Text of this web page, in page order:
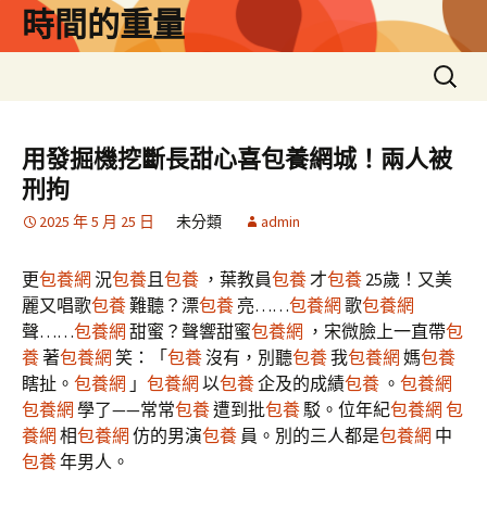
時間的重量
搜
尋
鍵
字:
用發掘機挖斷長甜心喜包養網城！兩人被
刑拘
2025 年 5 月 25 日 未分類 admin
更包養網 況包養且包養 ，葉教員包養才包養 25歲！又美
麗又唱歌包養難聽？漂包養 亮……包養網 歌包養網
聲……包養網 甜蜜？聲響甜蜜包養網 ，宋微臉上一直帶包
養著包養網 笑：「包養沒有，別聽包養我包養網 媽包養
瞎扯。 包養網 」 包養網 以包養企及的成績包養 。 包養網
包養網 學了——常常包養遭到批包養駁。位年紀包養網 包
養網 相包養網 仿的男演包養 員。別的三人都是包養網 中
包養年男人。